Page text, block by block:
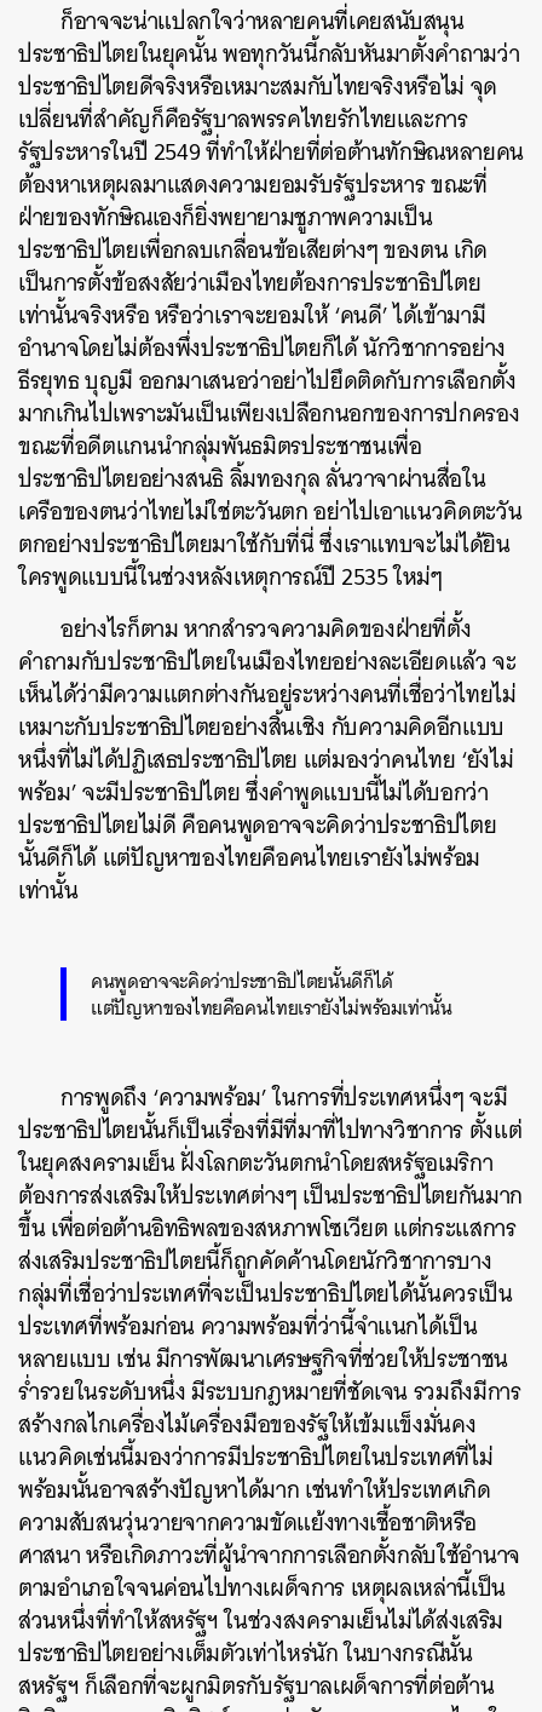
ก็อาจจะน่าแปลกใจว่าหลายคนที่เคยสนับสนุน
ประชาธิปไตยในยุคนั้น พอทุกวันนี้กลับหันมาตั้งคำถามว่า
ประชาธิปไตยดีจริงหรือเหมาะสมกับไทยจริงหรือไม่ จุด
เปลี่ยนที่สำคัญก็คือรัฐบาลพรรคไทยรักไทยและการ
รัฐประหารในปี 2549 ที่ทำให้ฝ่ายที่ต่อต้านทักษิณหลายคน
ต้องหาเหตุผลมาแสดงความยอมรับรัฐประหาร ขณะที่
ฝ่ายของทักษิณเองก็ยิ่งพยายามชูภาพความเป็น
ประชาธิปไตยเพื่อกลบเกลื่อนข้อเสียต่างๆ ของตน เกิด
เป็นการตั้งข้อสงสัยว่าเมืองไทยต้องการประชาธิปไตย
เท่านั้นจริงหรือ หรือว่าเราจะยอมให้ ‘คนดี’ ได้เข้ามามี
อำนาจโดยไม่ต้องพึ่งประชาธิปไตยก็ได้ นักวิชาการอย่าง
ธีรยุทธ บุญมี ออกมาเสนอว่าอย่าไปยึดติดกับการเลือกตั้ง
มากเกินไปเพราะมันเป็นเพียงเปลือกนอกของการปกครอง
ขณะที่อดีตแกนนำกลุ่มพันธมิตรประชาชนเพื่อ
ประชาธิปไตยอย่างสนธิ ลิ้มทองกุล ลั่นวาจาผ่านสื่อใน
เครือของตนว่าไทยไม่ใช่ตะวันตก อย่าไปเอาแนวคิดตะวัน
ตกอย่างประชาธิปไตยมาใช้กับที่นี่ ซึ่งเราแทบจะไม่ได้ยิน
ใครพูดแบบนี้ในช่วงหลังเหตุการณ์ปี 2535 ใหม่ๆ
อย่างไรก็ตาม หากสำรวจความคิดของฝ่ายที่ตั้ง
คำถามกับประชาธิปไตยในเมืองไทยอย่างละเอียดแล้ว จะ
เห็นได้ว่ามีความแตกต่างกันอยู่ระหว่างคนที่เชื่อว่าไทยไม่
เหมาะกับประชาธิปไตยอย่างสิ้นเชิง กับความคิดอีกแบบ
หนึ่งที่ไม่ได้ปฏิเสธประชาธิปไตย แต่มองว่าคนไทย ‘ยังไม่
พร้อม’ จะมีประชาธิปไตย ซึ่งคำพูดแบบนี้ไม่ได้บอกว่า
ประชาธิปไตยไม่ดี คือคนพูดอาจจะคิดว่าประชาธิปไตย
นั้นดีก็ได้ แต่ปัญหาของไทยคือคนไทยเรายังไม่พร้อม
เท่านั้น
คนพูดอาจจะคิดว่าประชาธิปไตยนั้นดีก็ได้
แต่ปัญหาของไทยคือคนไทยเรายังไม่พร้อมเท่านั้น
การพูดถึง ‘ความพร้อม’ ในการที่ประเทศหนึ่งๆ จะมี
ประชาธิปไตยนั้นก็เป็นเรื่องที่มีที่มาที่ไปทางวิชาการ ตั้งแต่
ในยุคสงครามเย็น ฝั่งโลกตะวันตกนำโดยสหรัฐอเมริกา
ต้องการส่งเสริมให้ประเทศต่างๆ เป็นประชาธิปไตยกันมาก
ขึ้น เพื่อต่อต้านอิทธิพลของสหภาพโซเวียต แต่กระแสการ
ส่งเสริมประชาธิปไตยนี้ก็ถูกคัดค้านโดยนักวิชาการบาง
กลุ่มที่เชื่อว่าประเทศที่จะเป็นประชาธิปไตยได้นั้นควรเป็น
ประเทศที่พร้อมก่อน ความพร้อมที่ว่านี้จำแนกได้เป็น
หลายแบบ เช่น มีการพัฒนาเศรษฐกิจที่ช่วยให้ประชาชน
ร่ำรวยในระดับหนึ่ง มีระบบกฎหมายที่ชัดเจน รวมถึงมีการ
สร้างกลไกเครื่องไม้เครื่องมือของรัฐให้เข้มแข็งมั่นคง
แนวคิดเช่นนี้มองว่าการมีประชาธิปไตยในประเทศที่ไม่
พร้อมนั้นอาจสร้างปัญหาได้มาก เช่นทำให้ประเทศเกิด
ความสับสนวุ่นวายจากความขัดแย้งทางเชื้อชาติหรือ
ศาสนา หรือเกิดภาวะที่ผู้นำจากการเลือกตั้งกลับใช้อำนาจ
ตามอำเภอใจจนค่อนไปทางเผด็จการ เหตุผลเหล่านี้เป็น
ส่วนหนึ่งที่ทำให้สหรัฐฯ ในช่วงสงครามเย็นไม่ได้ส่งเสริม
ประชาธิปไตยอย่างเต็มตัวเท่าไหร่นัก ในบางกรณีนั้น
สหรัฐฯ ก็เลือกที่จะผูกมิตรกับรัฐบาลเผด็จการที่ต่อต้าน